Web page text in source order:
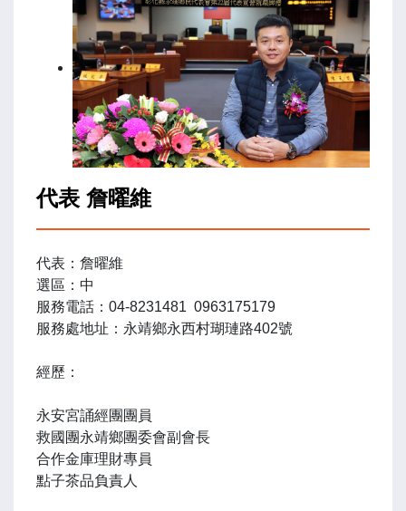
代表 詹曜維
代表：詹曜維
選區：中
服務電話：04-8231481 0963175179
服務處地址：永靖鄉永西村瑚璉路402號
經歷：
永安宮誦經團團員
救國團永靖鄉團委會副會長
合作金庫理財專員
點子茶品負責人